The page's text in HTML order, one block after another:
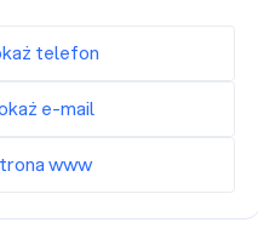
telefon
e-mail
www